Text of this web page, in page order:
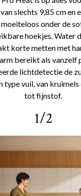
slechts 9,85 cm en
onder de
hoekjes. Water
korte metten met
bereikt als vanzelf
lichtdetectie de
type vuil, van
tot fijnstof.
1/2